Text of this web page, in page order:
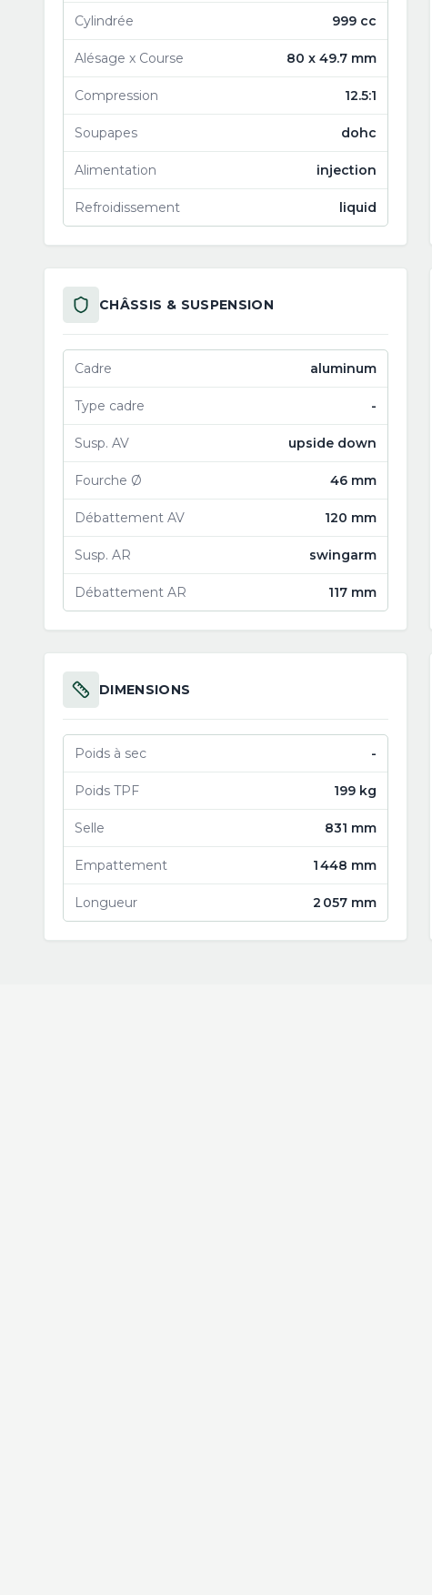
Cylindrée 999 cc
Alésage x Course 80 x 49.7 mm
Compression 12.5:1
Soupapes dohc
Alimentation injection
Refroidissement liquid
CHÂSSIS & SUSPENSION
Cadre aluminum
Type cadre -
Susp. AV upside down
Fourche Ø 46 mm
Débattement AV 120 mm
Susp. AR swingarm
Débattement AR 117 mm
DIMENSIONS
Poids à sec -
Poids TPF 199 kg
Selle 831 mm
Empattement 1 448 mm
Longueur 2 057 mm